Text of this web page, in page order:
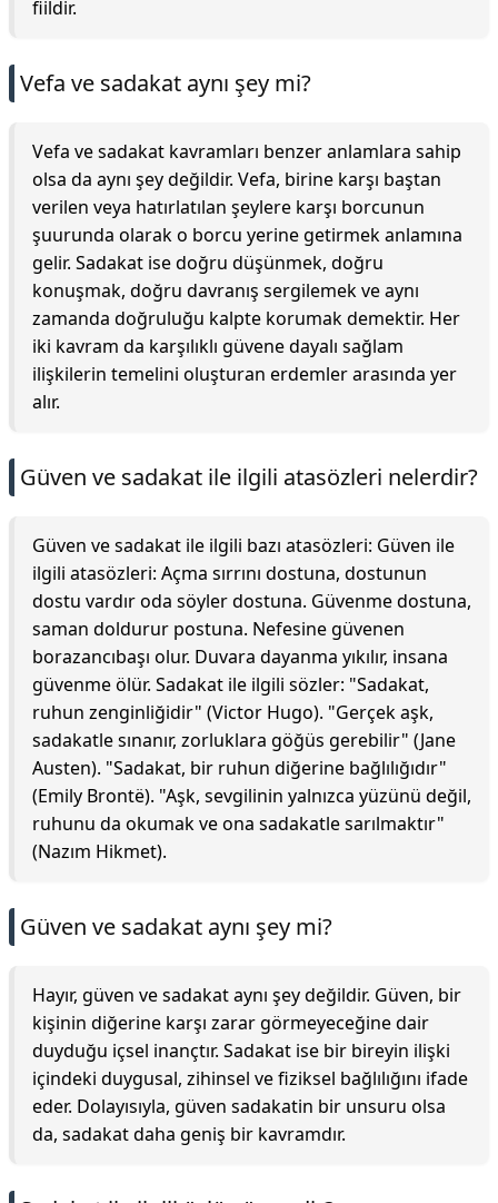
fiildir.
Vefa ve sadakat aynı şey mi?
Vefa ve sadakat kavramları benzer anlamlara sahip
olsa da aynı şey değildir. Vefa, birine karşı baştan
verilen veya hatırlatılan şeylere karşı borcunun
şuurunda olarak o borcu yerine getirmek anlamına
gelir. Sadakat ise doğru düşünmek, doğru
konuşmak, doğru davranış sergilemek ve aynı
zamanda doğruluğu kalpte korumak demektir. Her
iki kavram da karşılıklı güvene dayalı sağlam
ilişkilerin temelini oluşturan erdemler arasında yer
alır.
Güven ve sadakat ile ilgili atasözleri nelerdir?
Güven ve sadakat ile ilgili bazı atasözleri: Güven ile
ilgili atasözleri: Açma sırrını dostuna, dostunun
dostu vardır oda söyler dostuna. Güvenme dostuna,
saman doldurur postuna. Nefesine güvenen
borazancıbaşı olur. Duvara dayanma yıkılır, insana
güvenme ölür. Sadakat ile ilgili sözler: "Sadakat,
ruhun zenginliğidir" (Victor Hugo). "Gerçek aşk,
sadakatle sınanır, zorluklara göğüs gerebilir" (Jane
Austen). "Sadakat, bir ruhun diğerine bağlılığıdır"
(Emily Brontë). "Aşk, sevgilinin yalnızca yüzünü değil,
ruhunu da okumak ve ona sadakatle sarılmaktır"
(Nazım Hikmet).
Güven ve sadakat aynı şey mi?
Hayır, güven ve sadakat aynı şey değildir. Güven, bir
kişinin diğerine karşı zarar görmeyeceğine dair
duyduğu içsel inançtır. Sadakat ise bir bireyin ilişki
içindeki duygusal, zihinsel ve fiziksel bağlılığını ifade
eder. Dolayısıyla, güven sadakatin bir unsuru olsa
da, sadakat daha geniş bir kavramdır.